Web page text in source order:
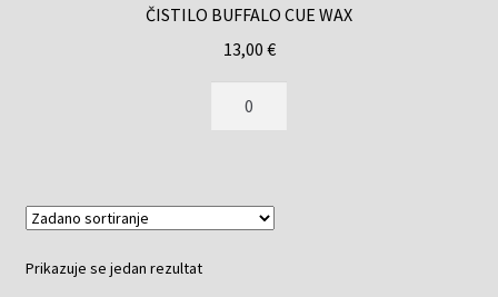
ČISTILO BUFFALO CUE WAX
13,00 €
Prikazuje se jedan rezultat